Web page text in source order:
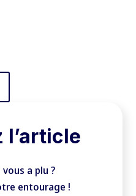
l’article
a plu ?
entourage !